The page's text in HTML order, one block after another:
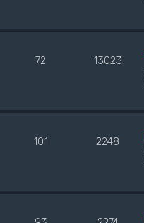
72 13023
101 2248